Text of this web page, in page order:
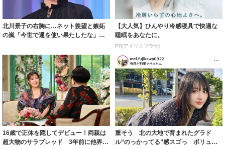
北川景子の右胸に…ネット羨望と嫉妬
の嵐「今世で運を使い果たしたな」
【大人気】ひんやり冷感寝具で快適な
睡眠をあなたに。
PR(アイリスプラザ)
16歳で正体を隠してデビュー！両親は
超大物のサラブレッド 3年前に他界し
重そう 北の大地で育まれたグラド
ル“のっかってる”感スゴっ ボリュー